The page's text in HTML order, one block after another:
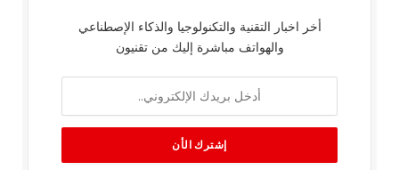
أخر اخبار التقنية والتكنولوجيا والذكاء الإصطناعي
والهواتف مباشرة إليك من تقنيون